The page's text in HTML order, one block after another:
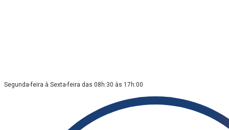
Segunda-feira à Sexta-feira das 08h:30 às 17h:00